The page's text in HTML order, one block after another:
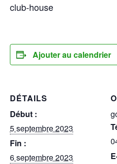
club-house
Ajouter au calendrier
DÉTAILS
Début :
5 septembre 2023
Fin :
6 septembre 2023